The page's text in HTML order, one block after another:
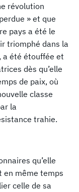
révolution
» et que
pays a été le
triomphé dans la
a été étouffée et
dès qu’elle
de paix, où
classe
la
trahie.
qu’elle
en même temps
celle de sa